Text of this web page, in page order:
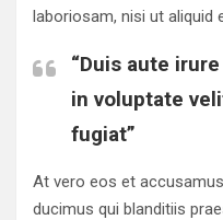
laboriosam, nisi ut aliquid
“Duis aute
in voluptate
fugiat”
At vero eos et
ducimus qui blanditiis